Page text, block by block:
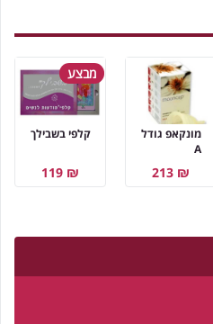
מבצע
קלפי בשבילך
₪ 119
מונקאפ גודל
A
₪ 213